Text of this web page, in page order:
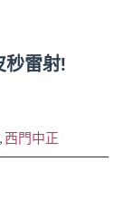
秒雷射!
西門中正